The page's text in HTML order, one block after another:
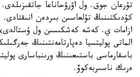
تۇرعان جوق. ول اۋرۋحاناعا
ازامات ي. كەشە كەشكىسىن ول
الماتى پوليتسيا دەپارتامەنتىنىڭ
باسقارماسى باستىعىنىڭ ورىنباسارى
ەرىك ناسىربەكوۆ.